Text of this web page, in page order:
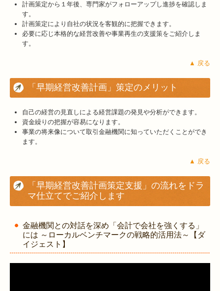
計画策定から１年後、専門家がフォローアップし進捗を確認しま
す。
計画策定により自社の状況を客観的に把握できます。
必要に応じ本格的な経営改善や事業再生の支援策をご紹介しま
す。
▲ 戻る
「早期経営改善計画」策定のメリット
自己の経営の見直しによる経営課題の発見や分析ができます。
資金繰りの把握が容易になります。
事業の将来像について取引金融機関に知っていただくことができ
ます。
▲ 戻る
「早期経営改善計画策定支援」の流れをドラ
マ仕立てでご紹介します
金融機関との対話を深め「会計で会社を強くする」
には ～ローカルベンチマークの戦略的活用法～【ダ
イジェスト】